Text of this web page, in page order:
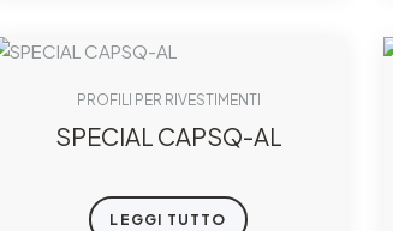
PROFILI PER RIVESTIMENTI
SPECIAL CAPSQ-AL
LEGGI TUTTO